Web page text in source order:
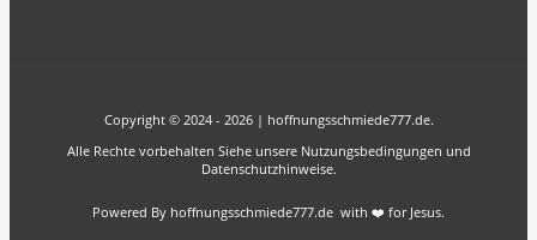
Copyright © 2024 - 2026 | hoffnungsschmiede777.de.
Alle Rechte vorbehalten Siehe unsere Nutzungsbedingungen und
Datenschutzhinweise.
Powered By hoffnungsschmiede777.de with ❤️ for Jesus.